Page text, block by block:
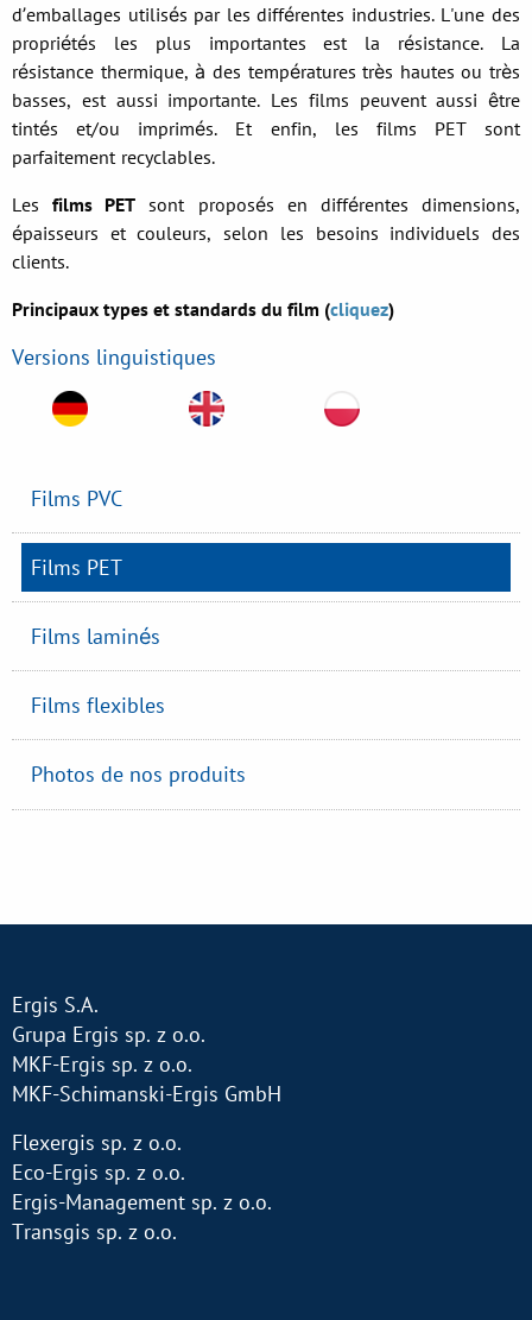
d’emballages utilisés par les différentes industries. L'une des
propriétés les plus importantes est la résistance. La
résistance thermique, à des températures très hautes ou très
basses, est aussi importante. Les films peuvent aussi être
tintés et/ou imprimés. Et enfin, les films PET sont
parfaitement recyclables.
Lesfilms PET sont proposés en différentes dimensions,
épaisseurs et couleurs, selon les besoins individuels des
clients.
Principaux types et standards du film (cliquez)
Versions linguistiques
Films PVC
Films PET
Films laminés
Films flexibles
Photos de nos produits
Ergis S.A.
Grupa Ergis sp. z o.o.
MKF-Ergis sp. z o.o.
MKF-Schimanski-Ergis GmbH
Flexergis sp. z o.o.
Eco-Ergis sp. z o.o.
Ergis-Management sp. z o.o.
Transgis sp. z o.o.